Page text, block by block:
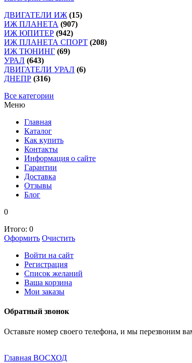
ДВИГАТЕЛИ ИЖ (15)
ИЖ ПЛАНЕТА (907)
ИЖ ЮПИТЕР (942)
ИЖ ПЛАНЕТА СПОРТ (208)
ИЖ ТЮНИНГ (69)
УРАЛ (643)
ДВИГАТЕЛИ УРАЛ (6)
ДНЕПР (316)
Все категории
Меню
Главная
Каталог
Как купить
Контакты
Информация о сайте
Гарантии
Доставка
Отзывы
Блог
0
Итого: 0
Оформить Очистить
Войти на сайт
Регистрация
Список желаний
Ваша корзина
Мои заказы
Обратный звонок
Оставьте номер своего телефона, и мы перезвоним
Главная ВОСХОД